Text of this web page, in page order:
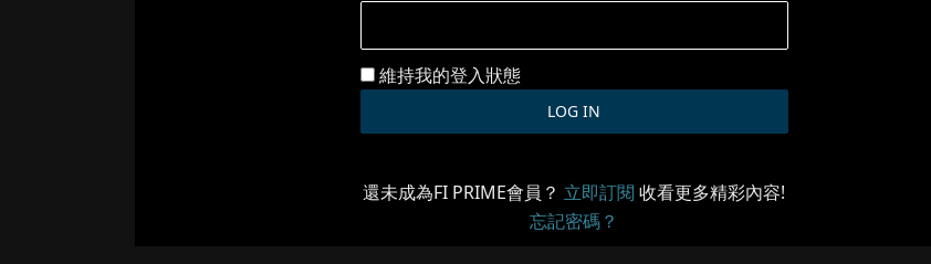
維持我的登入狀態
還未成為FI PRIME會員？ 立即訂閱 收看更多精彩內容!
忘記密碼？